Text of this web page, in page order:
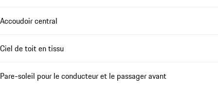
Accoudoir central
Ciel de toit en tissu
Pare-soleil pour le conducteur et le passager avant